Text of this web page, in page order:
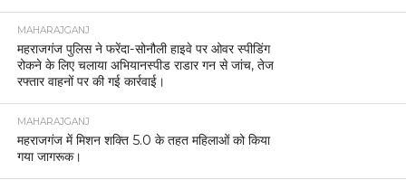
MAHARAJGANJ
महराजगंज पुलिस ने फरेंदा-सोनौली हाइवे पर ओवर स्पीडिंग
रोकने के लिए चलाया अभियानस्पीड राडार गन से जांच, तेज
रफ्तार वाहनों पर की गई कार्रवाई।
MAHARAJGANJ
महराजगंज में मिशन शक्ति 5.0 के तहत महिलाओं को किया
गया जागरूक।